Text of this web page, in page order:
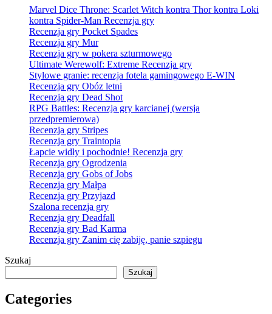
Marvel Dice Throne: Scarlet Witch kontra Thor kontra Loki
kontra Spider-Man Recenzja gry
Recenzja gry Pocket Spades
Recenzja gry Mur
Recenzja gry w pokera szturmowego
Ultimate Werewolf: Extreme Recenzja gry
Stylowe granie: recenzja fotela gamingowego E-WIN
Recenzja gry Obóz letni
Recenzja gry Dead Shot
RPG Battles: Recenzja gry karcianej (wersja
przedpremierowa)
Recenzja gry Stripes
Recenzja gry Traintopia
Łapcie widły i pochodnie! Recenzja gry
Recenzja gry Ogrodzenia
Recenzja gry Gobs of Jobs
Recenzja gry Małpa
Recenzja gry Przyjazd
Szalona recenzja gry
Recenzja gry Deadfall
Recenzja gry Bad Karma
Recenzja gry Zanim cię zabiję, panie szpiegu
Szukaj
Szukaj
Categories